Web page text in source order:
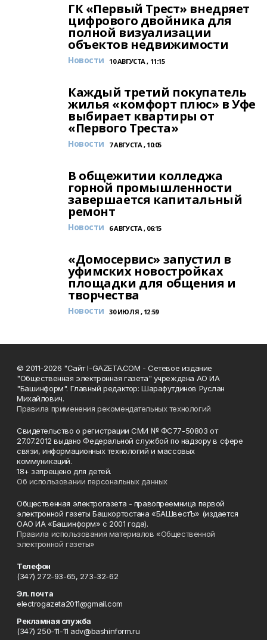
ГК «Первый Трест» внедряет
цифрового двойника для
полной визуализации
объектов недвижимости
Новости 10 АВГУСТА , 11:15
Каждый третий покупатель
жилья «комфорт плюс» в Уфе
выбирает квартиры от
«Первого Треста»
Новости 7 АВГУСТА , 10:05
В общежитии колледжа
горной промышленности
завершается капитальный
ремонт
Новости 6 АВГУСТА , 06:15
«Домосервис» запустил в
уфимских новостройках
площадки для общения и
творчества
Новости 30 ИЮЛЯ , 12:59
© 2011-2026 "Сайт I-GAZETA.COM - Сетевое издание
"Общественная электронная газета" учреждена АО ИА
"Башинформ". Главный редактор: Шарафутдинов Руслан
Михайлович.
Правила применения рекомендательных технологий
Свидетельство о регистрации СМИ № ФС77-50803 от
27.07.2012 выдано Федеральной службой по надзору в сфере
связи, информационных технологий и массовых
коммуникаций.
18+ запрещено для детей.
Об использовании персональных данных
Общественная электрогазета - правопреемница первой
электронной газеты Башкортостана «БАШвестЪ» (издается
ОАО ИА «Башинформ» с 2001 года).
Правила использования материалов «Общественной
электронной газеты»
Телефон
(347) 272-93-65, 273-32-62
Эл. почта
electrogazeta2011@gmail.com
Рекламная служба
(347) 250-11-11 adv@bashinform.ru